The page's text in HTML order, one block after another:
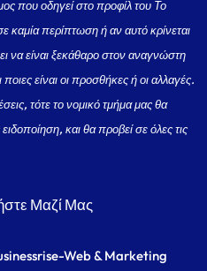
που οδηγεί στο προφίλ του Το
καμία περίπτωση ή αν αυτό κρίνεται
να είναι ξεκάθαρο στον αναγνώστη
είναι οι προσθήκες ή οι αλλαγές.
τότε το νομικό τμήμα μας θα
και θα προβεί σε όλες τις
Μαζί Μας
Web & Marketing